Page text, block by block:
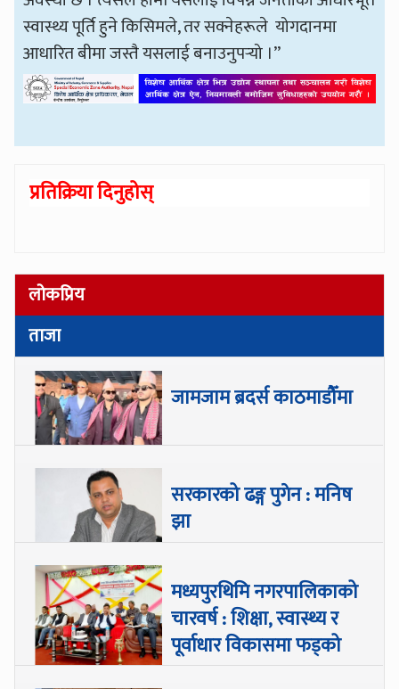
स्वास्थ्य पूर्ति हुने किसिमले, तर सक्नेहरूले योगदानमा
आधारित बीमा जस्तै यसलाई बनाउनुपर्‍यो ।”
प्रतिक्रिया दिनुहोस्
लोकप्रिय
ताजा
जामजाम ब्रदर्स काठमाडौँमा
सरकारको ढङ्ग पुगेन : मनिष
झा
मध्यपुरथिमि नगरपालिकाको
चारवर्ष : शिक्षा, स्वास्थ्य र
पूर्वाधार विकासमा फड्को